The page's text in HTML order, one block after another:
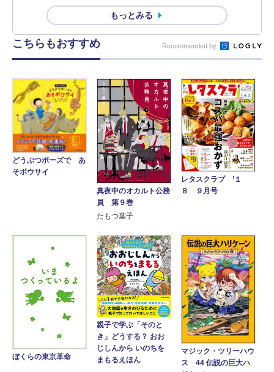
もっとみる
こちらもおすすめ Recommended by
どうぶつポーズで あ
そボウサイ
真夜中のオカルト公務
員 第９巻
たもつ葉子
レタスクラブ ’１
８ ９月号
ぼくらの東京革命
親子で学ぶ「そのと
き」どうする？ おお
じしんから いのちを
まもるえほん
マジック・ツリーハウ
ス 44 伝説の巨大ハ